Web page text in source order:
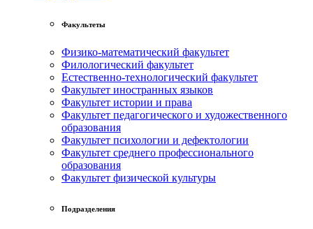
Факультеты
Физико-математический факультет
Филологический факультет
Естественно-технологический факультет
Факультет иностранных языков
Факультет истории и права
Факультет педагогического и художественного
образования
Факультет психологии и дефектологии
Факультет среднего профессионального
образования
Факультет физической культуры
Подразделения